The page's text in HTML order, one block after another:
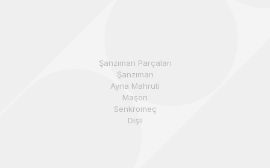
Şanzıman Parçaları
Şanzıman
Ayna Mahruti
Maşon
Senkromeç
Dişli